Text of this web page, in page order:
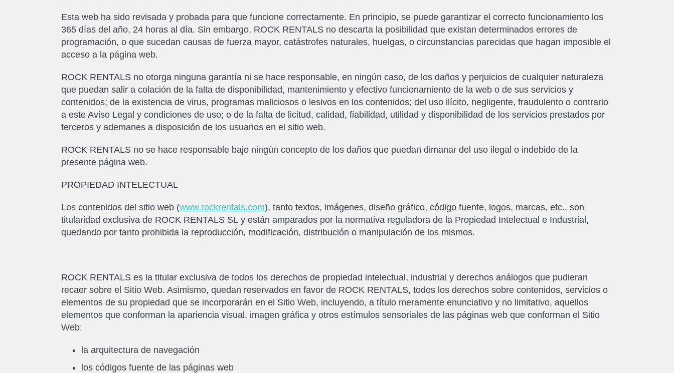
Esta web ha sido revisada y probada para que funcione correctamente. En principio, se puede garantizar el correcto funcionamiento los
365 días del año, 24 horas al día. Sin embargo, ROCK RENTALS no descarta la posibilidad que existan determinados errores de
programación, o que sucedan causas de fuerza mayor, catástrofes naturales, huelgas, o circunstancias parecidas que hagan imposible el
acceso a la página web.
ROCK RENTALS no otorga ninguna garantía ni se hace responsable, en ningún caso, de los daños y perjuicios de cualquier naturaleza
que puedan salir a colación de la falta de disponibilidad, mantenimiento y efectivo funcionamiento de la web o de sus servicios y
contenidos; de la existencia de virus, programas maliciosos o lesivos en los contenidos; del uso ilícito, negligente, fraudulento o contrario
a este Aviso Legal y condiciones de uso; o de la falta de licitud, calidad, fiabilidad, utilidad y disponibilidad de los servicios prestados por
terceros y ademanes a disposición de los usuarios en el sitio web.
ROCK RENTALS no se hace responsable bajo ningún concepto de los daños que puedan dimanar del uso ilegal o indebido de la
presente página web.
PROPIEDAD INTELECTUAL
Los contenidos del sitio web (www.rockrentals.com), tanto textos, imágenes, diseño gráfico, código fuente, logos, marcas, etc., son
titularidad exclusiva de ROCK RENTALS SL y están amparados por la normativa reguladora de la Propiedad Intelectual e Industrial,
quedando por tanto prohibida la reproducción, modificación, distribución o manipulación de los mismos.
ROCK RENTALS es la titular exclusiva de todos los derechos de propiedad intelectual, industrial y derechos análogos que pudieran
recaer sobre el Sitio Web. Asimismo, quedan reservados en favor de ROCK RENTALS, todos los derechos sobre contenidos, servicios o
elementos de su propiedad que se incorporarán en el Sitio Web, incluyendo, a título meramente enunciativo y no limitativo, aquellos
elementos que conforman la apariencia visual, imagen gráfica y otros estímulos sensoriales de las páginas web que conforman el Sitio
Web:
la arquitectura de navegación
los códigos fuente de las páginas web